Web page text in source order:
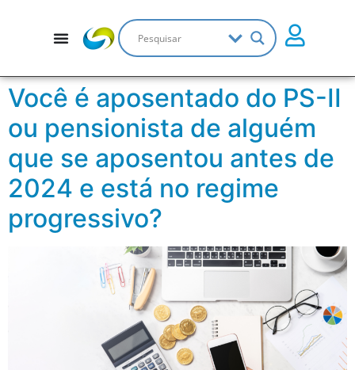
Você é aposentado do PS-II
ou pensionista de alguém
que se aposentou antes de
2024 e está no regime
progressivo?